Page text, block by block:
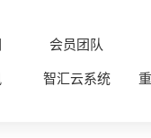
会员团队
智汇云系统